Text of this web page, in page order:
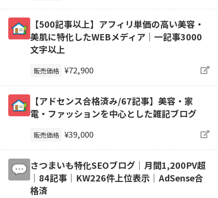
【500記事以上】アフィリ単価の高い美容・
美肌に特化したWEBメディア｜一記事3000
文字以上
販売価格 ¥72,900
【アドセンス合格済み/67記事】美容・家
電・ファッションを中心とした雑記ブログ
販売価格 ¥39,000
さつまいも特化SEOブログ｜月間1,200PV超
｜84記事｜KW226件上位表示｜AdSense合
格済